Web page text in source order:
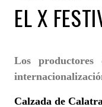
EL X
Los
Calzada de